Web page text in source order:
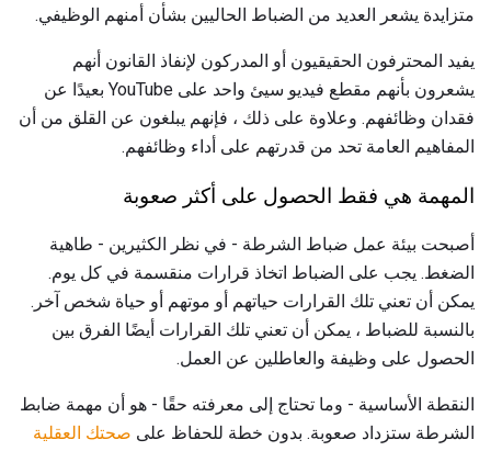
متزايدة يشعر العديد من الضباط الحاليين بشأن أمنهم الوظيفي.
يفيد المحترفون الحقيقيون أو المدركون لإنفاذ القانون أنهم
يشعرون بأنهم مقطع فيديو سيئ واحد على YouTube بعيدًا عن
فقدان وظائفهم. وعلاوة على ذلك ، فإنهم يبلغون عن القلق من أن
المفاهيم العامة تحد من قدرتهم على أداء وظائفهم.
المهمة هي فقط الحصول على أكثر صعوبة
أصبحت بيئة عمل ضباط الشرطة - في نظر الكثيرين - طاهية
الضغط. يجب على الضباط اتخاذ قرارات منقسمة في كل يوم.
يمكن أن تعني تلك القرارات حياتهم أو موتهم أو حياة شخص آخر.
بالنسبة للضباط ، يمكن أن تعني تلك القرارات أيضًا الفرق بين
الحصول على وظيفة والعاطلين عن العمل.
النقطة الأساسية - وما تحتاج إلى معرفته حقًا - هو أن مهمة ضابط
الشرطة ستزداد صعوبة. بدون خطة للحفاظ على صحتك العقلية